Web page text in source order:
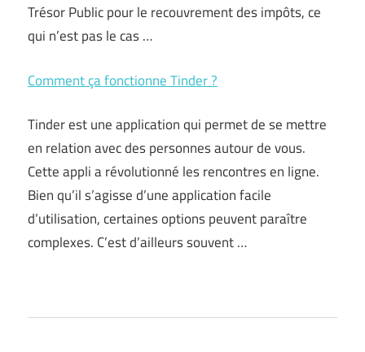
Trésor Public pour le recouvrement des impôts, ce
qui n’est pas le cas …
Comment ça fonctionne Tinder ?
Tinder est une application qui permet de se mettre
en relation avec des personnes autour de vous.
Cette appli a révolutionné les rencontres en ligne.
Bien qu’il s’agisse d’une application facile
d’utilisation, certaines options peuvent paraître
complexes. C’est d’ailleurs souvent …